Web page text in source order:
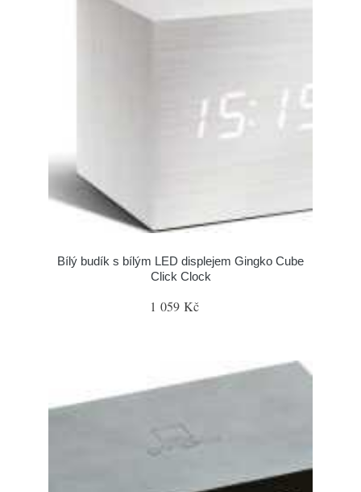
Bílý budík s bílým LED displejem Gingko Cube
Click Clock
1 059 Kč